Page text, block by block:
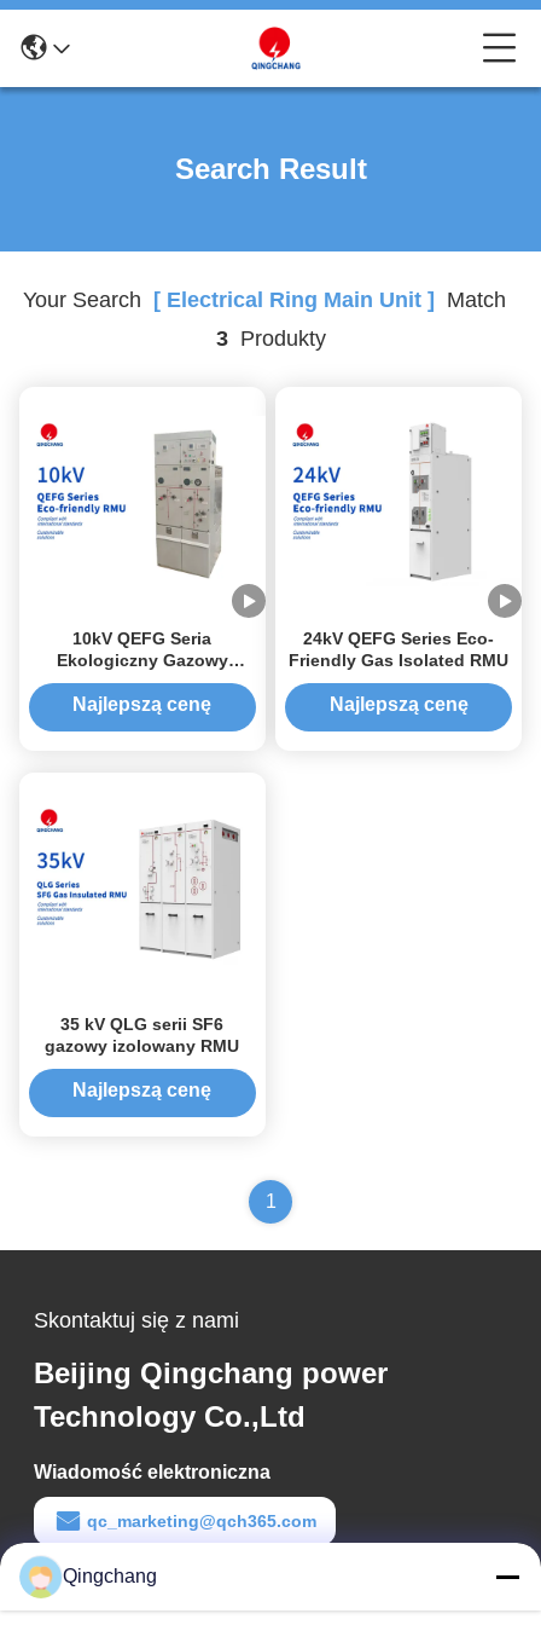
Search Result
Your Search [ Electrical Ring Main Unit ]
Match
3Produkty
10kV QEFG Seria
Ekologiczny Gazowy
Izolowany Rozdzielnica
Pierścieniowa
Najlepszą cenę
24kV QEFG Series Eco-
Friendly Gas Isolated RMU
Najlepszą cenę
35 kV QLG serii SF6
gazowy izolowany RMU
Najlepszą cenę
1
Skontaktuj się z nami
Beijing Qingchang power
Technology Co.,Ltd
Wiadomość elektroniczna
qc_marketing@qch365.com
Czas pracy
00:00-23:59
Qingchang